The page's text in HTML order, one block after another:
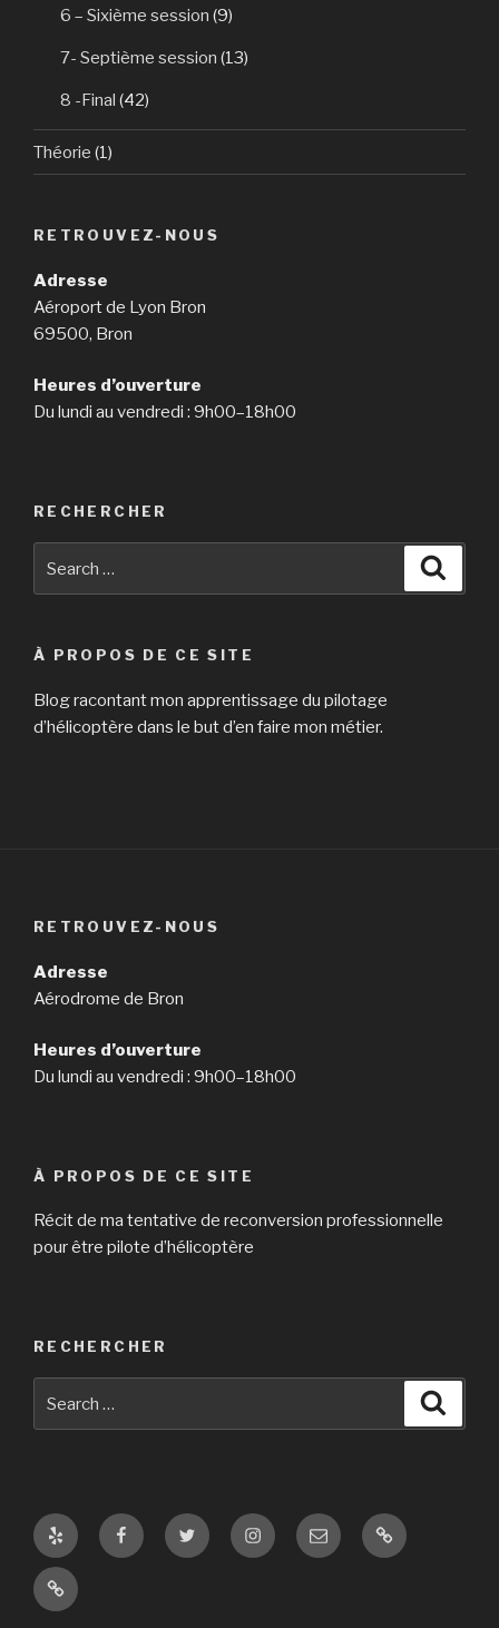
6 – Sixième session (9)
7- Septième session (13)
8 -Final (42)
Théorie (1)
RETROUVEZ-NOUS
Adresse
Aéroport de Lyon Bron
69500, Bron
Heures d’ouverture
Du lundi au vendredi : 9h00–18h00
RECHERCHER
À PROPOS DE CE SITE
Blog racontant mon apprentissage du pilotage
d’hélicoptère dans le but d’en faire mon métier.
RETROUVEZ-NOUS
Adresse
Aérodrome de Bron
Heures d’ouverture
Du lundi au vendredi : 9h00–18h00
À PROPOS DE CE SITE
Récit de ma tentative de reconversion professionnelle
pour être pilote d’hélicoptère
RECHERCHER
Yelp FacebookTwitter Instagram
E-
mail
Page
d’exemple
Photos